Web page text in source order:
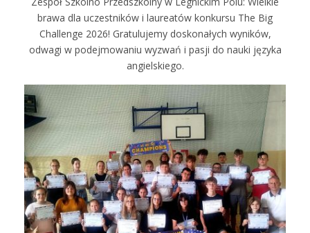
brawa dla uczestników i laureatów konkursu The Big
Challenge 2026! Gratulujemy doskonałych wyników,
odwagi w podejmowaniu wyzwań i pasji do nauki języka
angielskiego.